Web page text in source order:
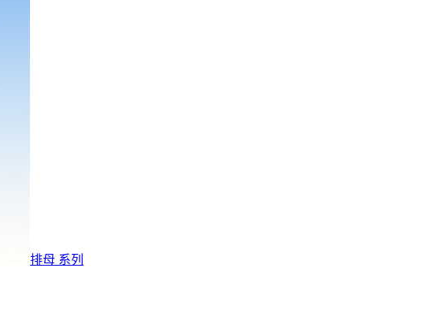
排母 系列